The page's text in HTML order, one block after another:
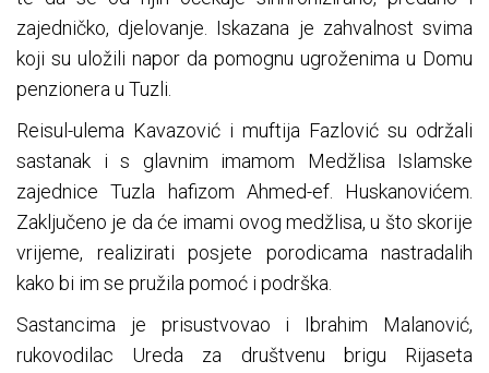
zajedničko, djelovanje. Iskazana je zahvalnost svima
koji su uložili napor da pomognu ugroženima u Domu
penzionera u Tuzli.
Reisul-ulema Kavazović i muftija Fazlović su održali
sastanak i s glavnim imamom Medžlisa Islamske
zajednice Tuzla hafizom Ahmed-ef. Huskanovićem.
Zaključeno je da će imami ovog medžlisa, u što skorije
vrijeme, realizirati posjete porodicama nastradalih
kako bi im se pružila pomoć i podrška.
Sastancima je prisustvovao i Ibrahim Malanović,
rukovodilac Ureda za društvenu brigu Rijaseta